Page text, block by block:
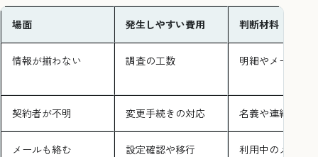
場面 発生しやすい費用 判断材料
情報が揃わない 調査の工数 明細やメールの
契約者が不明 変更手続きの対応 名義や連絡先
メールも絡む 設定確認や移行 利用中のメール